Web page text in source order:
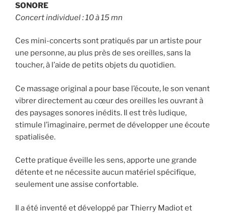
SONORE
Concert individuel : 10 à 15 mn
Ces mini-concerts sont pratiqués par un artiste pour
une personne, au plus près de ses oreilles, sans la
toucher, à l’aide de petits objets du quotidien.
Ce massage original a pour base l’écoute, le son venant
vibrer directement au cœur des oreilles les ouvrant à
des paysages sonores inédits. Il est très ludique,
stimule l’imaginaire, permet de développer une écoute
spatialisée.
Cette pratique éveille les sens, apporte une grande
détente et ne nécessite aucun matériel spécifique,
seulement une assise confortable.
Il a été inventé et développé par Thierry Madiot et